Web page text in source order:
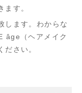
ます。
します。わからな
âge（ヘアメイク
ださい。